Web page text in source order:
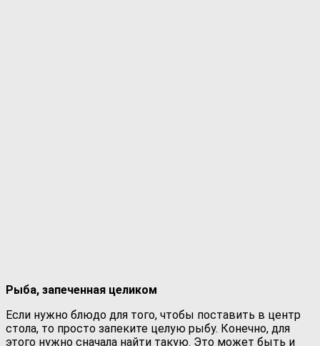
Рыба, запеченная целиком
Если нужно блюдо для того, чтобы поставить в центр
стола, то просто запеките целую рыбу. Конечно, для
этого нужно сначала найти такую. Это может быть и